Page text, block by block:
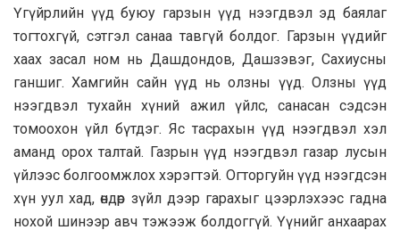
Үгүйрлийн үүд буюу гарзын үүд нээгдвэл эд баялаг
тогтохгүй, сэтгэл санаа тавгүй болдог. Гарзын үүдийг
хаах засал ном нь Дашдондов, Дашзэвэг, Сахиусны
ганшиг. Хамгийн сайн үүд нь олзны үүд. Олзны үүд
нээгдвэл тухайн хүний ажил үйлс, санасан сэдсэн
томоохон үйл бүтдэг. Яс тасрахын үүд нээгдвэл хэл
аманд орох талтай. Газрын үүд нээгдвэл газар лусын
үйлээс болгоомжлох хэрэгтэй. Огторгуйн үүд нээгдсэн
хүн уул хад, өндөр зүйл дээр гарахыг цээрлэхээс гадна
нохой шинээр авч тэжээж болдоггүй. Үүнийг анхаарах